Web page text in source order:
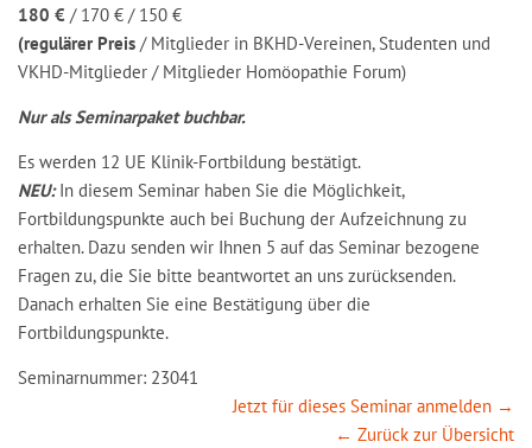
180 € / 170 € / 150 €
(regulärer Preis / Mitglieder in BKHD-Vereinen, Studenten und
VKHD-Mitglieder / Mitglieder Homöopathie Forum)
Nur als Seminarpaket buchbar.
Es werden 12 UE Klinik-Fortbildung bestätigt.
NEU:In diesem Seminar haben Sie die Möglichkeit,
Fortbildungspunkte auch bei Buchung der Aufzeichnung zu
erhalten. Dazu senden wir Ihnen 5 auf das Seminar bezogene
Fragen zu, die Sie bitte beantwortet an uns zurücksenden.
Danach erhalten Sie eine Bestätigung über die
Fortbildungspunkte.
Seminarnummer: 23041
Jetzt für dieses Seminar anmelden →
← Zurück zur Übersicht